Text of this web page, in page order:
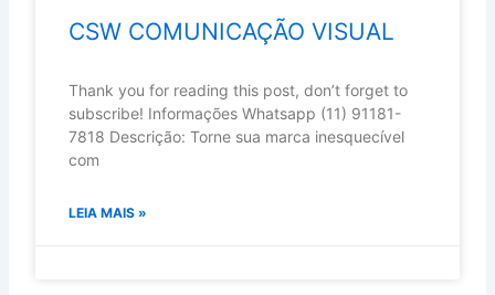
CSW COMUNICAÇÃO VISUAL
Thank you for reading this post, don’t forget to
subscribe! Informações Whatsapp (11) 91181-
7818 Descrição: Torne sua marca inesquecível
com
LEIA MAIS »